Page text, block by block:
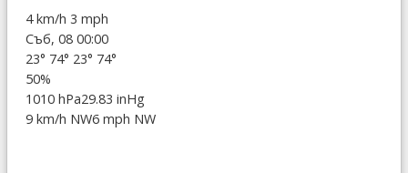
4 km/h 3 mph
Съб, 08 00:00
23° 74° 23° 74°
50%
1010 hPa29.83 inHg
9 km/h NW6 mph NW